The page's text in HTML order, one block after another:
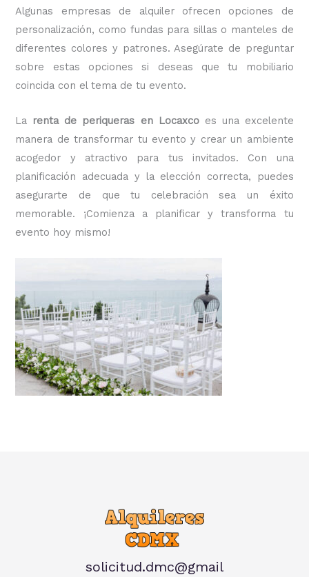
Algunas empresas de alquiler ofrecen opciones de
personalización, como fundas para sillas o manteles de
diferentes colores y patrones. Asegúrate de preguntar
sobre estas opciones si deseas que tu mobiliario
coincida con el tema de tu evento.
La renta de periqueras en Locaxco es una excelente
manera de transformar tu evento y crear un ambiente
acogedor y atractivo para tus invitados. Con una
planificación adecuada y la elección correcta, puedes
asegurarte de que tu celebración sea un éxito
memorable. ¡Comienza a planificar y transforma tu
evento hoy mismo!
solicitud.dmc@gmail